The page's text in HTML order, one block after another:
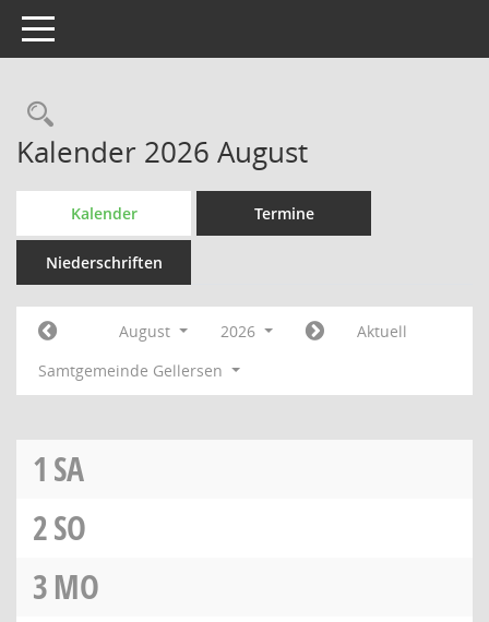
Toggle navigation
Rechercheauswahl
Kalender 2026 August
Kalender Termine
Niederschriften
August 2026
Aktuell
Samtgemeinde Gellersen
1 SA
2SO
3MO